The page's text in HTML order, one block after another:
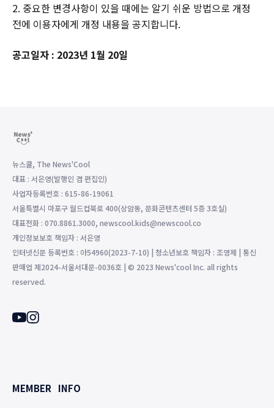
2. 중요한 변경사항이 있을 때에는 알기 쉬운 방법으로 개정
전에 이용자에게 개정 내용을 공지합니다.
공고일자 : 2023년 1월 20일
뉴스쿨, The News'Cool
대표 : 서은영(발행인 겸 편집인)
사업자등록번호 : 615-86-19061
서울특별시 마포구 월드컵북로 400(상암동, 문화콘텐츠센터 5층 3호실)
대표전화 : 070.8861.3000, newscool.kids@newscool.co
개인정보보호 책임자 : 서은영
인터넷신문 등록번호 : 아54960(2023-7-10) | 청소년보호 책임자 : 조영제 | 통신
판매업 제2024-서울서대문-0036호 | © 2023 News'cool Inc. all rights
reserved.
MEMBER INFO